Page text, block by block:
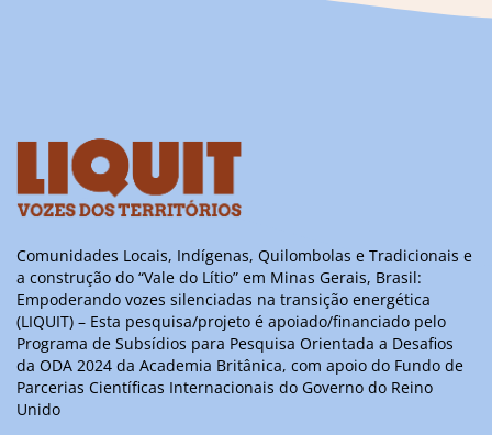
Comunidades Locais, Indígenas, Quilombolas e Tradicionais e
a construção do “Vale do Lítio” em Minas Gerais, Brasil:
Empoderando vozes silenciadas na transição energética
(LIQUIT) – Esta pesquisa/projeto é apoiado/financiado pelo
Programa de Subsídios para Pesquisa Orientada a Desafios
da ODA 2024 da Academia Britânica, com apoio do Fundo de
Parcerias Científicas Internacionais do Governo do Reino
Unido